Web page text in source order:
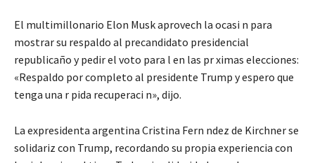
El multimillonario Elon Musk aprovech la ocasi n para
mostrar su respaldo al precandidato presidencial
republicaño y pedir el voto para l en las pr ximas elecciones:
«Respaldo por completo al presidente Trump y espero que
tenga una r pida recuperaci n», dijo.
La expresidenta argentina Cristina Fern ndez de Kirchner se
solidariz con Trump, recordando su propia experiencia con